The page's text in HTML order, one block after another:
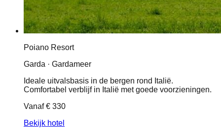
Poiano Resort
Garda · Gardameer
Ideale uitvalsbasis in de bergen rond Italië.
Comfortabel verblijf in Italië met goede voorzieningen.
Vanaf€ 330
Bekijk hotel